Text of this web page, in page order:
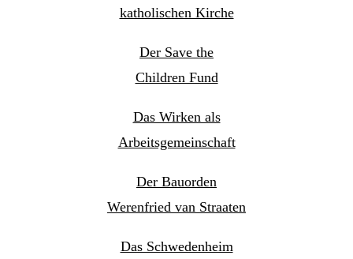
katholischen Kirche
Der Save the
Children Fund
Das Wirken als
Arbeitsgemeinschaft
Der Bauorden
Werenfried van Straaten
Das Schwedenheim